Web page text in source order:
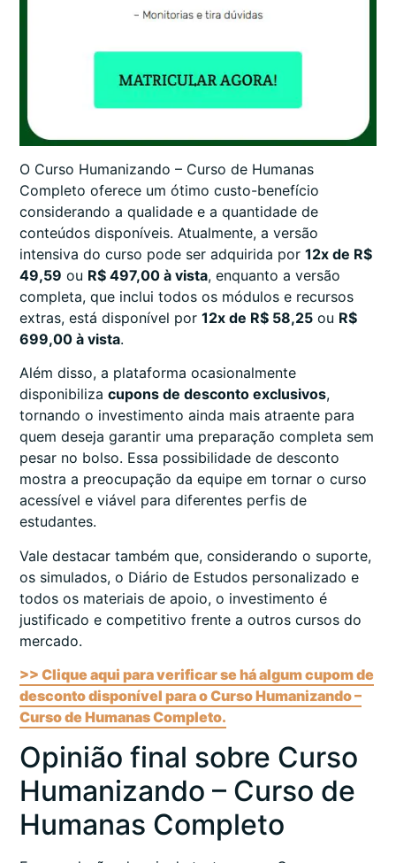
O Curso Humanizando – Curso de Humanas
Completo oferece um ótimo custo-benefício
considerando a qualidade e a quantidade de
conteúdos disponíveis. Atualmente, a versão
intensiva do curso pode ser adquirida por 12x de R$
49,59 ou R$ 497,00 à vista, enquanto a versão
completa, que inclui todos os módulos e recursos
extras, está disponível por 12x de R$ 58,25 ou R$
699,00 à vista.
Além disso, a plataforma ocasionalmente
disponibiliza cupons de desconto exclusivos,
tornando o investimento ainda mais atraente para
quem deseja garantir uma preparação completa sem
pesar no bolso. Essa possibilidade de desconto
mostra a preocupação da equipe em tornar o curso
acessível e viável para diferentes perfis de
estudantes.
Vale destacar também que, considerando o suporte,
os simulados, o Diário de Estudos personalizado e
todos os materiais de apoio, o investimento é
justificado e competitivo frente a outros cursos do
mercado.
>> Clique aqui para verificar se há algum cupom de
desconto disponível para o Curso Humanizando –
Curso de Humanas Completo.
Opinião final sobre Curso
Humanizando – Curso de
Humanas Completo